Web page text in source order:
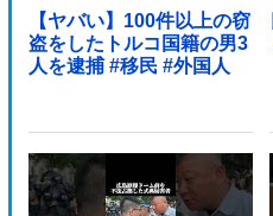
【ヤバい】100件以上の窃
盗をしたトルコ国籍の男3
人を逮捕 #移民 #外国人